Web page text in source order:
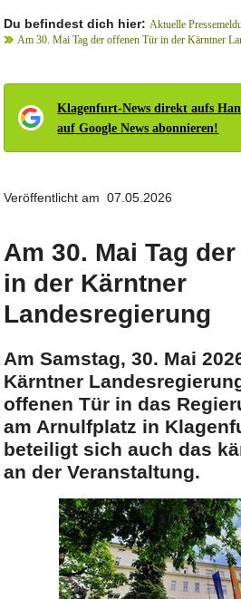
Du befindest dich hier: Aktuelle
Am 30. Mai Tag der offenen Tür in der Kärntner
Klagenfurt-News direkt aufs
auf Google News abonnieren!
Veröffentlicht am 07.05.2026
Am 30. Mai Tag
in der Kärntner
Landesregierung
Am Samstag, 30. Mai
Kärntner
offenen Tür in das
am Arnulfplatz in
beteiligt sich auch das
an der Veranstaltung.